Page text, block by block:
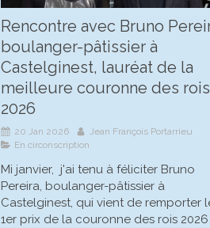
Rencontre avec Bruno
boulanger-pâtissier à
Castelginest, lauréat de la
meilleure couronne des rois
2026
20 Jan 2026
Jean François Portarrieu
En circonscription
Mi janvier, j'ai tenu à féliciter Bruno
Pereira, boulanger-pâtissier à
Castelginest, qui vient de remporter
1er prix de la couronne des rois 2026